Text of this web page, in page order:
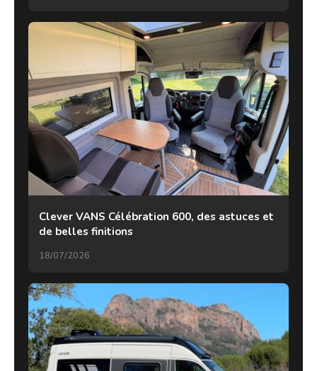
Clever VANS Célébration 600, des astuces et
de belles finitions
18/07/2026